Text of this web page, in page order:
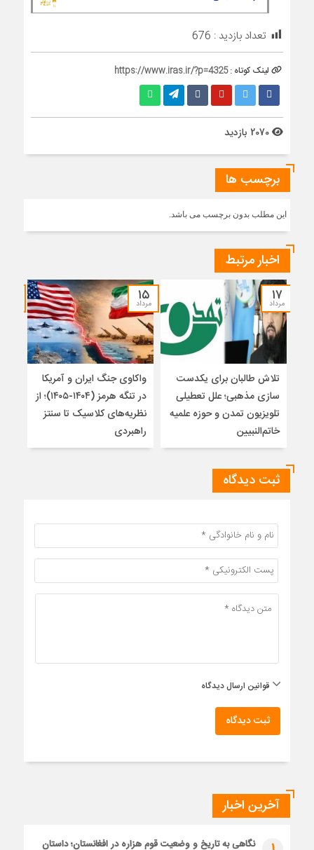
تعداد بازدید : 676
لینک کوتاه :https://www.iras.ir/?p=4325
برچسب ها
این مطلب بدون برچسب می باشد.
اخبار مرتبط
۱۷
مرداد
تلاش طالبان برای یکدست
سازی مذهبی؛ علل تعطیلی
تلویزیون تمدن و حوزه علمیه
خاتم‌النبیین
۱۵
مرداد
واکاوی جنگ ایران و آمریکا
در تنگه هرمز (۱۴۰۴-۱۴۰۵)؛ از
نظریه‌های کلاسیک تا سنتز
راهبردی
ثبت دیدگاه
قوانین ارسال دیدگاه
ثبت دیدگاه
آخرین اخبار
نگاهی به تاریخ و وضعیت قوم هزاره در افغانستان؛ داستان